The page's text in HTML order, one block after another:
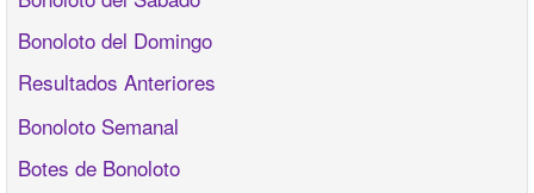
Bonoloto del Domingo
Resultados Anteriores
Bonoloto Semanal
Botes de Bonoloto